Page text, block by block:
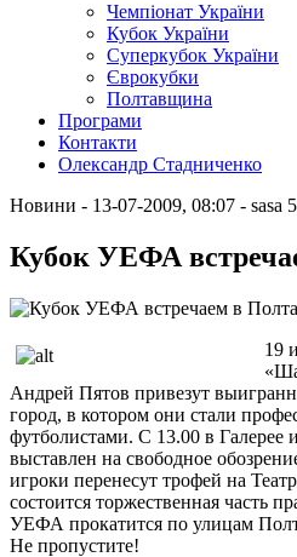
Чемпіонат України
Кубок України
Суперкубок України
Єврокубки
Полтавщина
Програми
Контакти
Олександр Стадниченко
Новини - 13-07-2009, 08:07 - sasa
Кубок УЕФА
19
Андрей Пятов привезут
город, в котором они стали
футболистами. С 13.00 в Галерее
выставлен на свободное
игроки перенесут трофей на
состоится торжественная часть
УЕФА прокатится по улицам
Не пропустите!